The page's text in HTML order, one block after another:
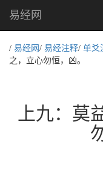
易经网
/ 易经网 / 易经注释/ 单爻
之，立心勿恒，凶。
上九：莫